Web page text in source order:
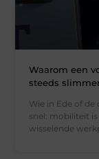
Waarom een
steeds
Wie in Ede of
snel: mobiliteit
wisselende